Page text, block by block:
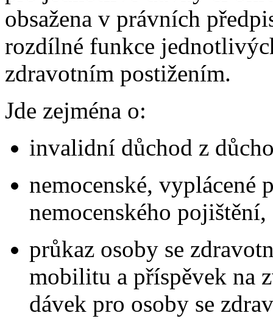
obsažena v právních
rozdílné funkce
zdravotním postižením.
Jde zejména o:
invalidní důchod z
nemocenské,
nemocenského pojištění,
průkaz osoby se
mobilitu a příspěvek na
dávek pro osoby se